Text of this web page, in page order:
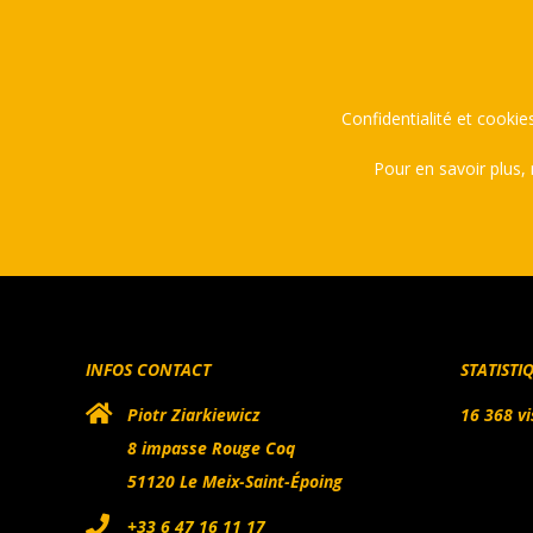
Confidentialité et
Pour en savoir
INFOS CONTACT
Piotr Ziarkiewicz
8 impasse Rouge Coq
51120 Le Meix-Saint-Époing
+33 6 47 16 11 17
16 368